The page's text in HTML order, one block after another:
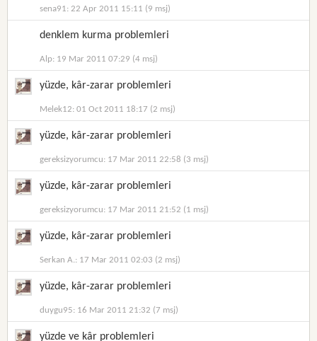
sena91: 22 Apr 2011 15:11 (9 msj)
denklem kurma problemleri
Alp: 19 Mar 2011 07:29 (4 msj)
yüzde, kâr-zarar problemleri
Melek12: 01 Oct 2011 18:17 (2 msj)
yüzde, kâr-zarar problemleri
gereksizyorumcu: 17 Mar 2011 22:58 (3 msj)
yüzde, kâr-zarar problemleri
gereksizyorumcu: 17 Mar 2011 21:52 (1 msj)
yüzde, kâr-zarar problemleri
Serkan A.: 17 Mar 2011 02:03 (2 msj)
yüzde, kâr-zarar problemleri
duygu95: 16 Mar 2011 21:32 (7 msj)
yüzde ve kâr problemleri